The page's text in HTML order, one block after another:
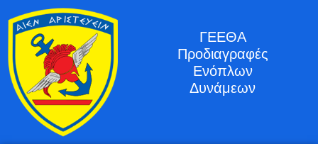
ΓΕΕΘΑ
Προδιαγραφές
Ενόπλων
Δυνάμεων